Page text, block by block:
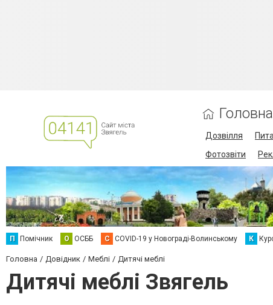
Головна
Дозвілля
Фотозвіти
П Помічник О ОСББ C COVID-19 у Новограді-Волинському К
Головна Довідник Меблі Дитячі меблі
Дитячі меблі Звягель